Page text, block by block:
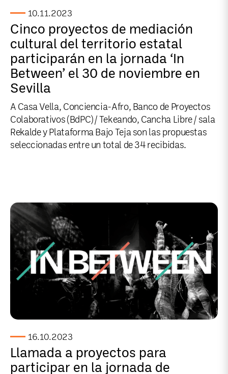
10.11.2023
Cinco proyectos de mediación
cultural del territorio estatal
participarán en la jornada ‘In
Between’ el 30 de noviembre en
Sevilla
A Casa Vella, Conciencia-Afro, Banco de Proyectos
Colaborativos (BdPC) / Tekeando, Cancha Libre / sala
Rekalde y Plataforma Bajo Teja son las propuestas
seleccionadas entre un total de 34 recibidas.
16.10.2023
Llamada a proyectos para
participar en la jornada de